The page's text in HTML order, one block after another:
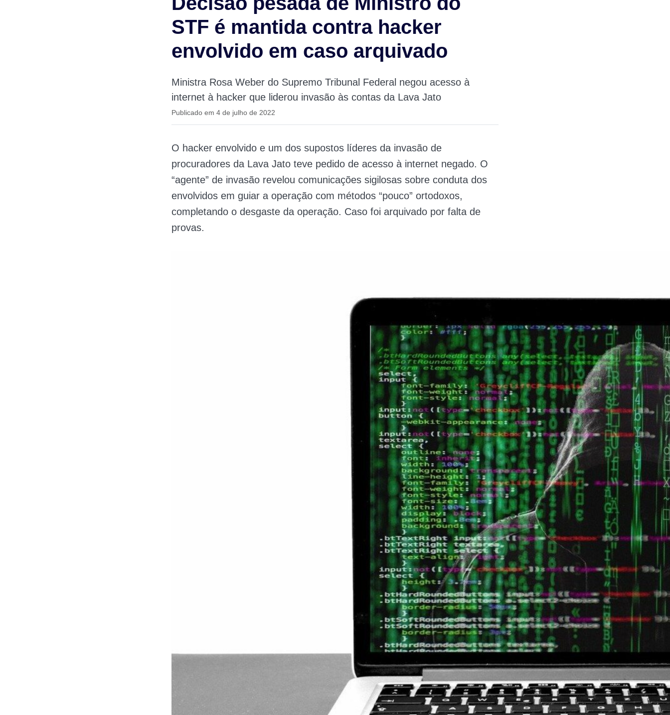
STF é mantida contra hacker
envolvido em caso arquivado
Ministra Rosa Weber do Supremo Tribunal Federal negou acesso à
internet à hacker que liderou invasão às contas da Lava Jato
Publicado em 4 de julho de 2022
O hacker envolvido e um dos supostos líderes da invasão de
procuradores da Lava Jato teve pedido de acesso à internet negado. O
“agente” de invasão revelou comunicações sigilosas sobre conduta dos
envolvidos em guiar a operação com métodos “pouco” ortodoxos,
completando o desgaste da operação. Caso foi arquivado por falta de
provas.